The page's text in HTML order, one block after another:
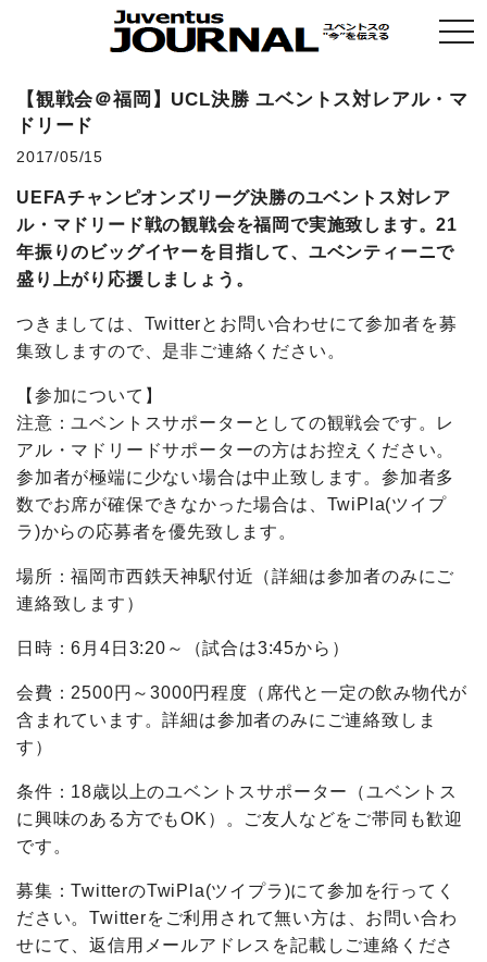
【観戦会＠福岡】UCL決勝 ユベントス対レアル・マ
ドリード
2017/05/15
UEFAチャンピオンズリーグ決勝のユベントス対レア
ル・マドリード戦の観戦会を福岡で実施致します。21
年振りのビッグイヤーを目指して、ユベンティーニで
盛り上がり応援しましょう。
つきましては、Twitterとお問い合わせにて参加者を募
集致しますので、是非ご連絡ください。
【参加について】
注意：ユベントスサポーターとしての観戦会です。レ
アル・マドリードサポーターの方はお控えください。
参加者が極端に少ない場合は中止致します。参加者多
数でお席が確保できなかった場合は、TwiPla(ツイプ
ラ)からの応募者を優先致します。
場所：福岡市西鉄天神駅付近（詳細は参加者のみにご
連絡致します）
日時：6月4日3:20～（試合は3:45から）
会費：2500円～3000円程度（席代と一定の飲み物代が
含まれています。詳細は参加者のみにご連絡致しま
す）
条件：18歳以上のユベントスサポーター（ユベントス
に興味のある方でもOK）。ご友人などをご帯同も歓迎
です。
募集：TwitterのTwiPla(ツイプラ)にて参加を行ってく
ださい。Twitterをご利用されて無い方は、お問い合わ
せにて、返信用メールアドレスを記載しご連絡くださ